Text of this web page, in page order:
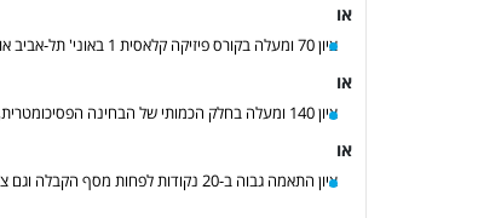
או
ציון 70 ומעלה בקורס פיזיקה קלאסית 1 באוני' תל-אביב או בקורס מכניקה של האוניברסיטה הפתוחה
או
ציון 140 ומעלה בחלק הכמותי של הבחינה הפסיכומטרית, וגם: ציון 90 ומעלה במתמטיקה בהיקף של 5 יח"ל עם בחינת סיווג בפיזיקה
או
ציון התאמה גבוה ב-20 נקודות לפחות מסף הקבלה וגם ציון 90 ומעלה במתמטיקה בהיקף של 5 יח"ל עם בחינת סיווג בפיזיקה